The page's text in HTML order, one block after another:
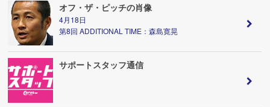
オフ・ザ・ピッチの肖像
4月18日
第8回 ADDITIONAL TIME：森島寛晃
サポートスタッフ通信